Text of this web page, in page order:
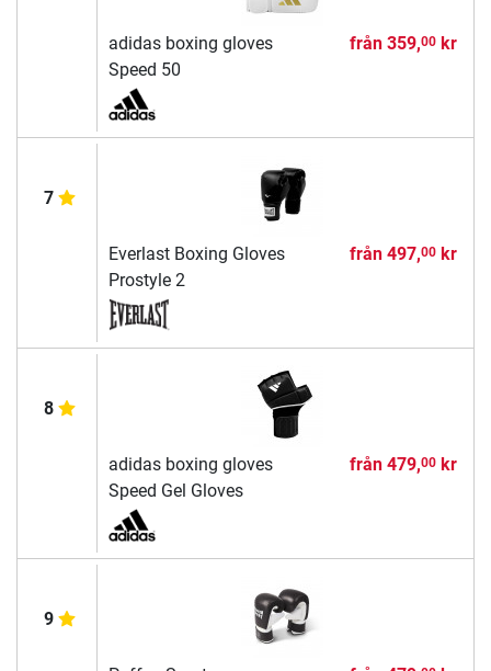
adidas boxing gloves
Speed 50
från 359,00kr
7
Everlast Boxing Gloves
Prostyle 2
från 497,00kr
8
adidas boxing gloves
Speed Gel Gloves
från 479,00kr
9